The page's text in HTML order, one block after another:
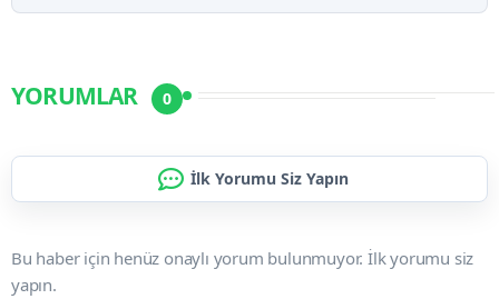
YORUMLAR 0
İlk Yorumu Siz Yapın
Bu haber için henüz onaylı yorum bulunmuyor. İlk yorumu siz
yapın.